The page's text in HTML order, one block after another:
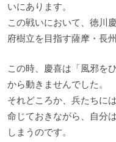
いにあります。
この戦いにおいて、徳川
府樹立を目指す薩摩・長
この時、慶喜は「風邪を
から動きませんでした。
それどころか、兵たちに
命じておきながら、自分
しまうのです。